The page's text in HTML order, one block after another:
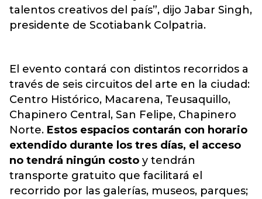
talentos creativos del país”, dijo Jabar Singh,
presidente de Scotiabank Colpatria.
El evento contará con distintos recorridos a
través de seis circuitos del arte en la ciudad:
Centro Histórico, Macarena, Teusaquillo,
Chapinero Central, San Felipe, Chapinero
Norte. Estos espacios contarán con horario
extendido durante los tres días, el acceso
no tendrá ningún costo y tendrán
transporte gratuito que facilitará el
recorrido por las galerías, museos, parques;